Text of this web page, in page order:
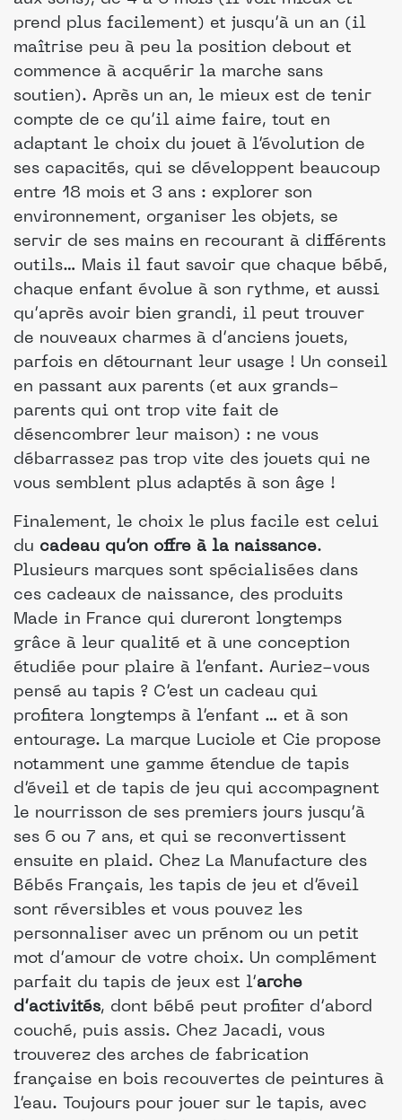
prend plus facilement) et jusqu’à un an (il
maîtrise peu à peu la position debout et
commence à acquérir la marche sans
soutien). Après un an, le mieux est de tenir
compte de ce qu’il aime faire, tout en
adaptant le choix du jouet à l’évolution de
ses capacités, qui se développent beaucoup
entre 18 mois et 3 ans : explorer son
environnement, organiser les objets, se
servir de ses mains en recourant à différents
outils… Mais il faut savoir que chaque bébé,
chaque enfant évolue à son rythme, et aussi
qu’après avoir bien grandi, il peut trouver
de nouveaux charmes à d’anciens jouets,
parfois en détournant leur usage ! Un conseil
en passant aux parents (et aux grands-
parents qui ont trop vite fait de
désencombrer leur maison) : ne vous
débarrassez pas trop vite des jouets qui ne
vous semblent plus adaptés à son âge !
Finalement, le choix le plus facile est celui
du cadeau qu’on offre à la naissance.
Plusieurs marques sont spécialisées dans
ces cadeaux de naissance, des produits
Made in France qui dureront longtemps
grâce à leur qualité et à une conception
étudiée pour plaire à l’enfant. Auriez-vous
pensé au tapis ? C’est un cadeau qui
profitera longtemps à l’enfant … et à son
entourage. La marque Luciole et Cie propose
notamment une gamme étendue de tapis
d’éveil et de tapis de jeu qui accompagnent
le nourrisson de ses premiers jours jusqu’à
ses 6 ou 7 ans, et qui se reconvertissent
ensuite en plaid. Chez La Manufacture des
Bébés Français, les tapis de jeu et d’éveil
sont réversibles et vous pouvez les
personnaliser avec un prénom ou un petit
mot d’amour de votre choix. Un complément
parfait du tapis de jeux est l’arche
d’activités, dont bébé peut profiter d’abord
couché, puis assis. Chez Jacadi, vous
trouverez des arches de fabrication
française en bois recouvertes de peintures à
l’eau. Toujours pour jouer sur le tapis, avec